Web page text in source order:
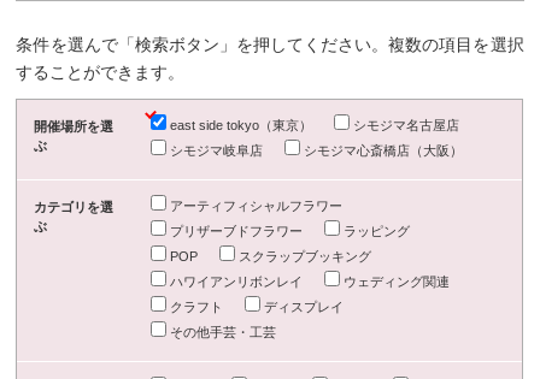
条件を選んで「検索ボタン」を押してください。複数の項目を選択
することができます。
開催場所を選
ぶ
east side tokyo（東京）
シモジマ名古屋店
シモジマ岐阜店
シモジマ心斎橋店（大阪）
カテゴリを選
ぶ
アーティフィシャルフラワー
プリザーブドフラワー
ラッピング
POP
スクラップブッキング
ハワイアンリボンレイ
ウェディング関連
クラフト
ディスプレイ
その他手芸・工芸